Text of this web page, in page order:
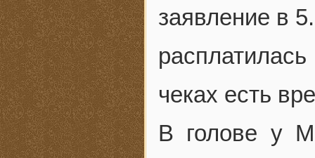
заявление в
чеках есть
В голове у